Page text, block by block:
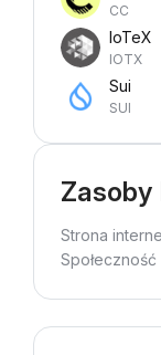
CC
IoTeX
IOTX
Sui
SUI
Zasoby
Strona
Społeczność